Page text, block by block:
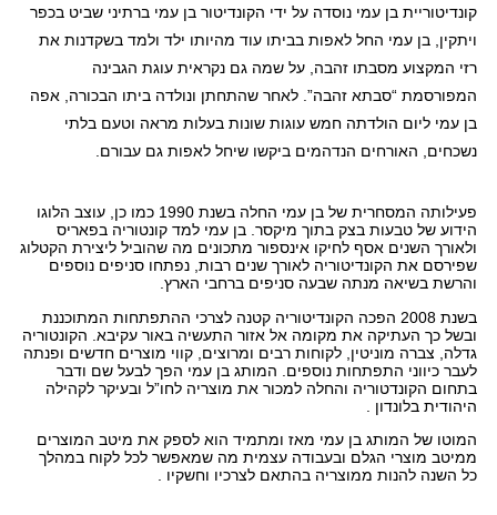
קונדיטוריית בן עמי נוסדה על ידי הקונדיטור בן עמי ברתיני שביט בכפר
ויתקין, בן עמי החל לאפות בביתו עוד מהיותו ילד ולמד בשקדנות את
רזי המקצוע מסבתו זהבה, על שמה גם נקראית עוגת הגבינה
המפורסמת “סבתא זהבה”. לאחר שהתחתן ונולדה ביתו הבכורה, אפה
בן עמי ליום הולדתה חמש עוגות שונות בעלות מראה וטעם בלתי
נשכחים, האורחים הנדהמים ביקשו שיחל לאפות גם עבורם
פעילותה המסחרית של בן עמי החלה בשנת 1990 כמו כן, עוצב הלוגו
הידוע של טבעות בצק בתוך מיקסר. בן עמי למד קונטוריה בפאריס
ולאורך השנים אסף לחיקו אינספור מתכונים מה שהוביל ליצירת הקטלוג
שפירסם את הקונדיטוריה לאורך שנים רבות, נפתחו סניפים נוספים
והרשת בשיאה מנתה שבעה סניפים ברחבי הארץ.
בשנת 2008 הפכה הקונדיטוריה קטנה לצרכי ההתפתחות המתוכננת
ובשל כך העתיקה את מקומה אל אזור התעשיה באור עקיבא. הקונטוריה
גדלה, צברה מוניטין, לקוחות רבים ומרוצים, קווי מוצרים חדשים ופנתה
לעבר כיווני התפתחות נוספים. המותג בן עמי הפך לבעל שם ודבר
בתחום הקונדטוריה והחלה למכור את מוצריה לחו”ל ובעיקר לקהילה
היהודית בלונדון
המוטו של המותג בן עמי מאז ומתמיד הוא לספק את מיטב המוצרים
ממיטב מוצרי הגלם ובעבודה עצמית מה שמאפשר לכל לקוח במהלך
כל השנה להנות ממוצריה בהתאם לצרכיו וחשקיו .